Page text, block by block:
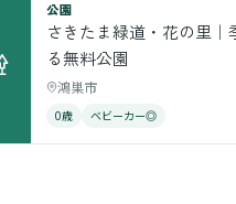
公園
さきたま緑道・花の里
る無料公園
鴻巣市
0歳 ベビーカー◎